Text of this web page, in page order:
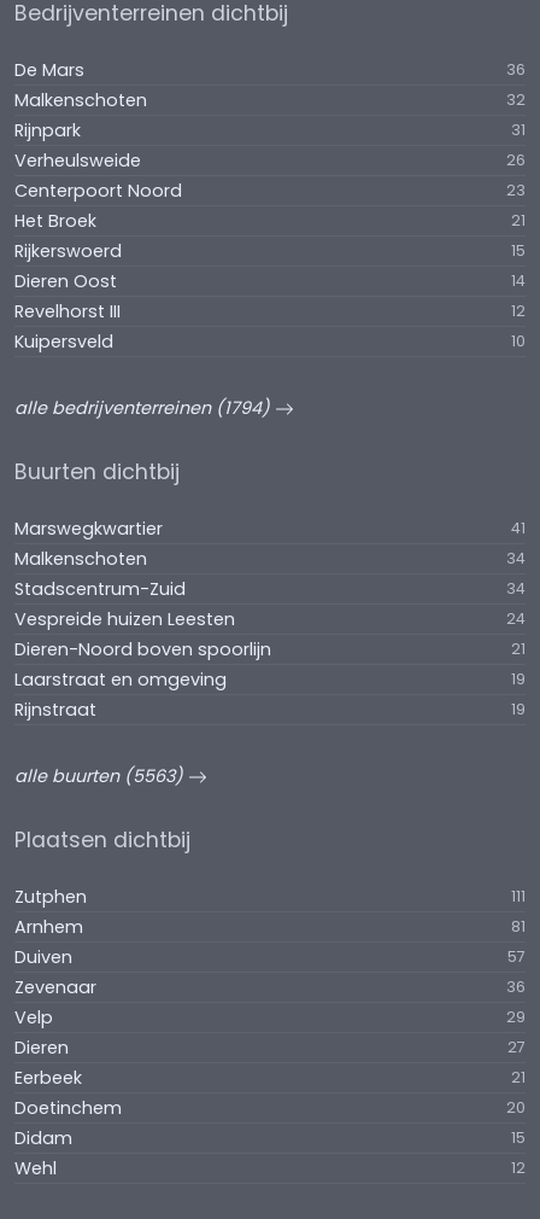
Bedrijventerreinen dichtbij
De Mars 36
Malkenschoten 32
Rijnpark 31
Verheulsweide 26
Centerpoort Noord 23
Het Broek 21
Rijkerswoerd 15
Dieren Oost 14
Revelhorst III 12
Kuipersveld 10
alle bedrijventerreinen (1794)
Buurten dichtbij
Marswegkwartier 41
Malkenschoten 34
Stadscentrum-Zuid 34
Vespreide huizen Leesten 24
Dieren-Noord boven spoorlijn 21
Laarstraat en omgeving 19
Rijnstraat 19
alle buurten (5563)
Plaatsen dichtbij
Zutphen 111
Arnhem 81
Duiven 57
Zevenaar 36
Velp 29
Dieren 27
Eerbeek 21
Doetinchem 20
Didam 15
Wehl 12